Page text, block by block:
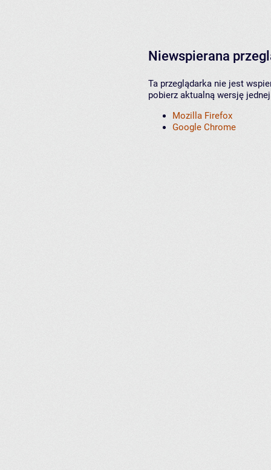
Niewspierana
Ta przeglądarka nie jest
pobierz aktualną wersję
Mozilla Firefox
Google Chrome